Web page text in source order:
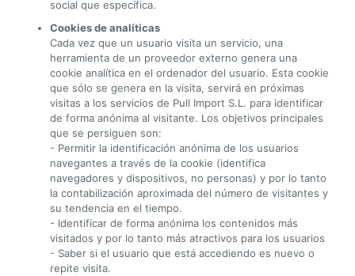
social que específica.
Cookies de analíticas
Cada vez que un usuario visita un servicio, una
herramienta de un proveedor externo genera una
cookie analítica en el ordenador del usuario. Esta cookie
que sólo se genera en la visita, servirá en próximas
visitas a los servicios de Pull Import S.L. para identificar
de forma anónima al visitante. Los objetivos principales
que se persiguen son:
- Permitir la identificación anónima de los usuarios
navegantes a través de la cookie (identifica
navegadores y dispositivos, no personas) y por lo tanto
la contabilización aproximada del número de visitantes y
su tendencia en el tiempo.
- Identificar de forma anónima los contenidos más
visitados y por lo tanto más atractivos para los usuarios
- Saber si el usuario que está accediendo es nuevo o
repite visita.